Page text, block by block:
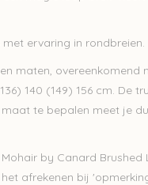
ervaring in rondbreien.
maten, overeenkomend
140 (149) 156 cm. De
te bepalen meet je
by Canard Brushed
afrekenen bij